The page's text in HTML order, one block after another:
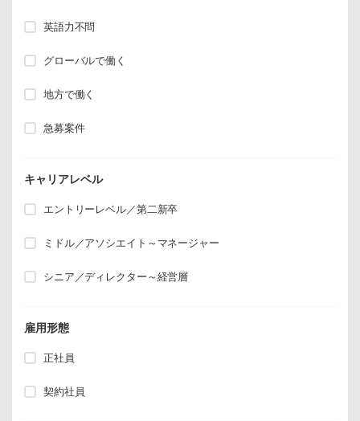
英語力不問
グローバルで働く
地方で働く
急募案件
キャリアレベル
エントリーレベル／第二新卒
ミドル／アソシエイト～マネージャー
シニア／ディレクター～経営層
雇用形態
正社員
契約社員